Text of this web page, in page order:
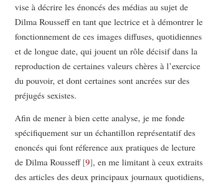
vise à décrire les énoncés des médias au sujet de
Dilma Rousseff en tant que lectrice et à démontrer le
fonctionnement de ces images diffuses, quotidiennes
et de longue date, qui jouent un rôle décisif dans la
reproduction de certaines valeurs chères à l’exercice
du pouvoir, et dont certaines sont ancrées sur des
préjugés sexistes.
Afin de mener à bien cette analyse, je me fonde
spécifiquement sur un échantillon représentatif des
enoncés qui font réference aux pratiques de lecture
de Dilma Rousseff 9 , en me limitant à ceux extraits
des articles des deux principaux journaux quotidiens,